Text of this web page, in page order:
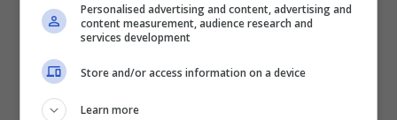
insieme. La donna si rifiuterà di obbedirgli e
lui si farà sempre più insistente.
Personalised advertising and content, advertising and
content measurement, audience research and
services development
Store and/or access information on a device
Learn more